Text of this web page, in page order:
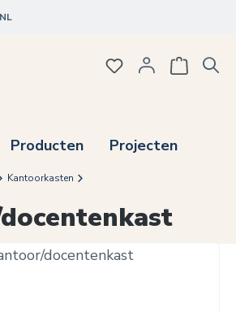
NL
Producten Projecten
Je hebt 0 items
Kantoorkasten
overslaan